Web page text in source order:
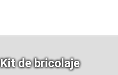
de bricolaje